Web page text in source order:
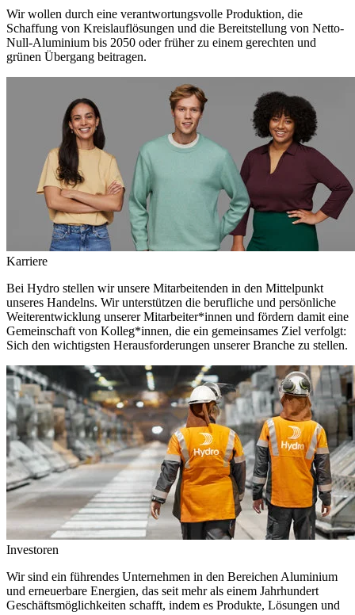
Wir wollen durch eine verantwortungsvolle Produktion, die
Schaffung von Kreislauflösungen und die Bereitstellung von Netto-
Null-Aluminium bis 2050 oder früher zu einem gerechten und
grünen Übergang beitragen.
Karriere
Bei Hydro stellen wir unsere Mitarbeitenden in den Mittelpunkt
unseres Handelns. Wir unterstützen die berufliche und persönliche
Weiterentwicklung unserer Mitarbeiter*innen und fördern damit eine
Gemeinschaft von Kolleg*innen, die ein gemeinsames Ziel verfolgt:
Sich den wichtigsten Herausforderungen unserer Branche zu stellen.
Investoren
Wir sind ein führendes Unternehmen in den Bereichen Aluminium
und erneuerbare Energien, das seit mehr als einem Jahrhundert
Geschäftsmöglichkeiten schafft, indem es Produkte, Lösungen und